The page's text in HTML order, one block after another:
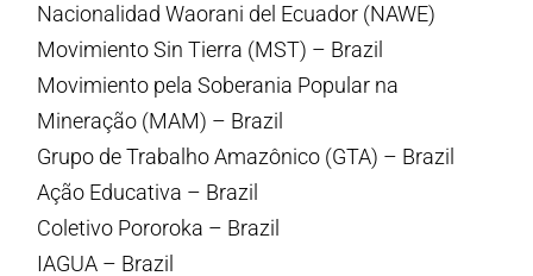
Nacionalidad Waorani del Ecuador (NAWE)
Movimiento Sin Tierra (MST) – Brazil
Movimiento pela Soberania Popular na
Mineração (MAM) – Brazil
Grupo de Trabalho Amazônico (GTA) – Brazil
Ação Educativa – Brazil
Coletivo Pororoka – Brazil
IAGUA – Brazil